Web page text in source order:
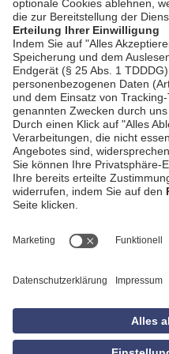
AGB
Empfang